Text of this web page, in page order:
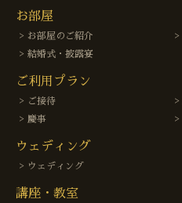
お部屋
お部屋のご紹介
結婚式・披露宴
ご利用プラン
ご接待
慶事
ウェディング
ウェディング
講座・教室